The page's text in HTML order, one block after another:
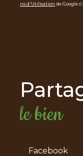
ns d'Utilisation de Google
le bien
Facebook